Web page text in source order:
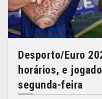
Desporto/Euro
horários, e
segunda-feira